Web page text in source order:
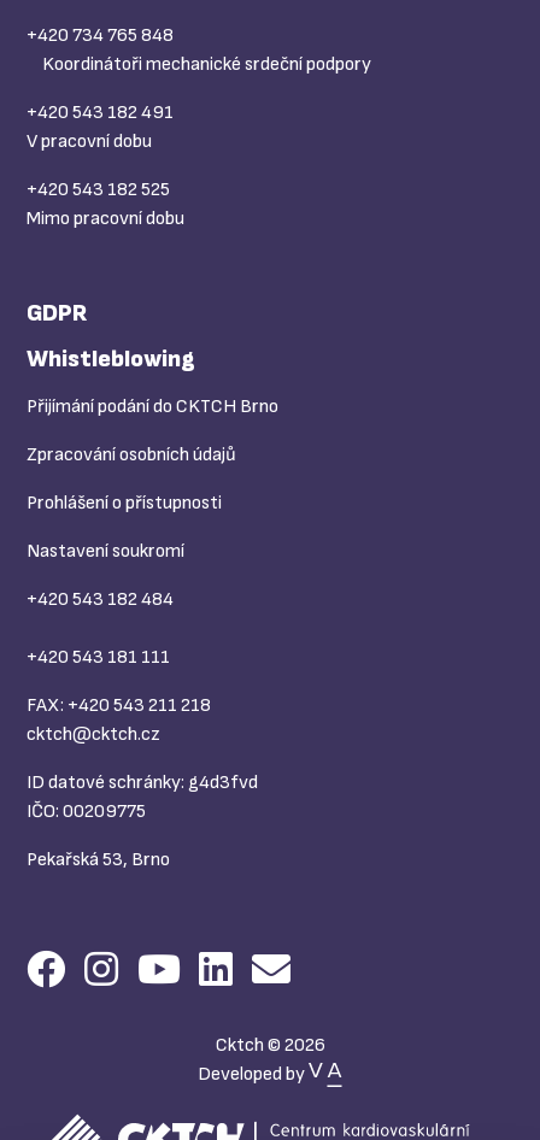
+420 734 765 848
Koordinátoři mechanické srdeční podpory
+420 543 182 491
V pracovní dobu
+420 543 182 525
Mimo pracovní dobu
GDPR
Whistleblowing
Přijímání podání do CKTCH Brno
Zpracování osobních údajů
Prohlášení o přístupnosti
Nastavení soukromí
+420 543 182 484
+420 543 181 111
FAX: +420 543 211 218
cktch@cktch.cz
ID datové schránky: g4d3fvd
IČO: 00209775
Pekařská 53, Brno
Cktch © 2026
Developed by